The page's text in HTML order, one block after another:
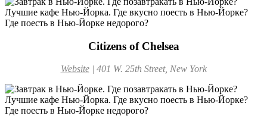
Citizens of Chelsea
Website | 401 W. 25th Street, New York